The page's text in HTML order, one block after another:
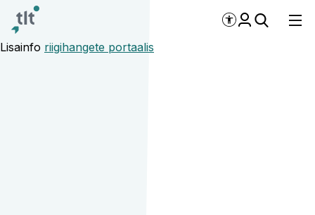
Liigu põhisisu juurde
Digiligipääsetavus
Laadur-ekskavaatori
Lisainfo riigihangete portaalis